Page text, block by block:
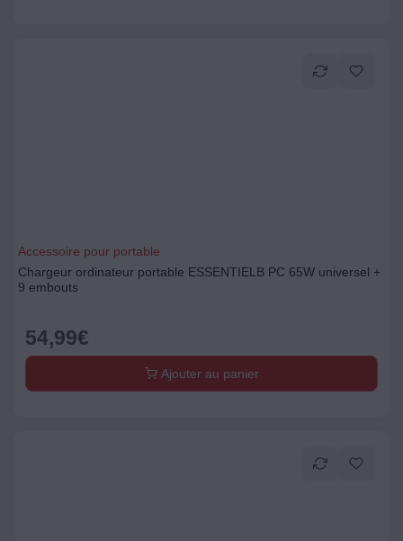
Accessoire pour portable
Chargeur ordinateur portable ESSENTIELB PC 65W universel +
9 embouts
54,99€
Ajouter au panier